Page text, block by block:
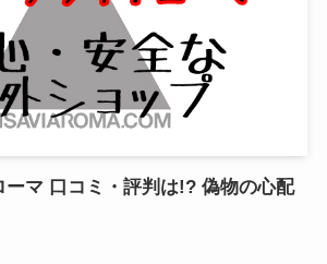
ーマ 口コミ・評判は!? 偽物の心配